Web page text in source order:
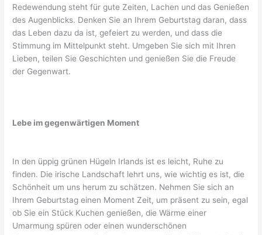
Redewendung steht für gute Zeiten, Lachen und das Genießen
des Augenblicks. Denken Sie an Ihrem Geburtstag daran, dass
das Leben dazu da ist, gefeiert zu werden, und dass die
Stimmung im Mittelpunkt steht. Umgeben Sie sich mit Ihren
Lieben, teilen Sie Geschichten und genießen Sie die Freude
der Gegenwart.
Lebe im gegenwärtigen Moment
In den üppig grünen Hügeln Irlands ist es leicht, Ruhe zu
finden. Die irische Landschaft lehrt uns, wie wichtig es ist, die
Schönheit um uns herum zu schätzen. Nehmen Sie sich an
Ihrem Geburtstag einen Moment Zeit, um präsent zu sein, egal
ob Sie ein Stück Kuchen genießen, die Wärme einer
Umarmung spüren oder einen wunderschönen